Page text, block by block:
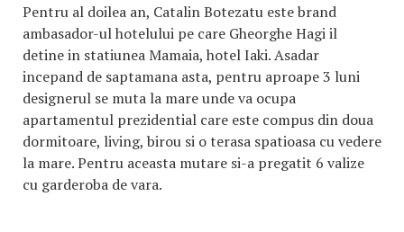
Pentru al doilea an, Catalin Botezatu este brand
ambasador-ul hotelului pe care Gheorghe Hagi il
detine in statiunea Mamaia, hotel Iaki. Asadar
incepand de saptamana asta, pentru aproape 3 luni
designerul se muta la mare unde va ocupa
apartamentul prezidential care este compus din doua
dormitoare, living, birou si o terasa spatioasa cu vedere
la mare. Pentru aceasta mutare si-a pregatit 6 valize
cu garderoba de vara.